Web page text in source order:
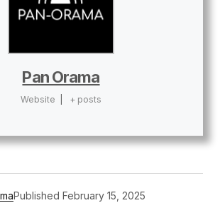
Pan Orama
Website + posts
Published February 15, 2025